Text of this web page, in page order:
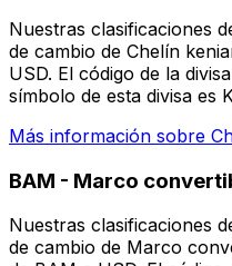
Nuestras clasificaciones
de cambio de Chelín
USD. El código de la
símbolo de esta divisa es
Más información sobre
BAM - Marco
Nuestras clasificaciones
de cambio de Marco